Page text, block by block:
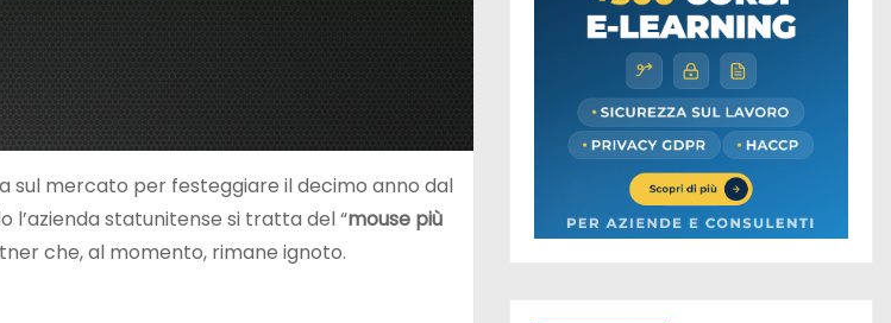
sul mercato per festeggiare il decimo anno dal
l’azienda statunitense si tratta del “mouse più
che, al momento, rimane ignoto.